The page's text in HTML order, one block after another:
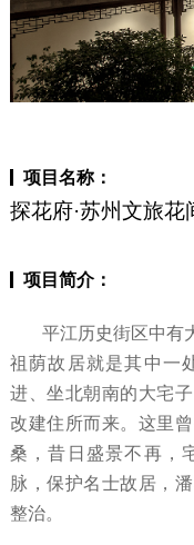
项目名称：
探花府·苏州文旅花
项目简介：
平江历史街区中有
祖荫故居就是其中一
进、坐北朝南的大宅
改建住所而来。这里
桑，昔日盛景不再，
脉，保护名士故居，
整治。